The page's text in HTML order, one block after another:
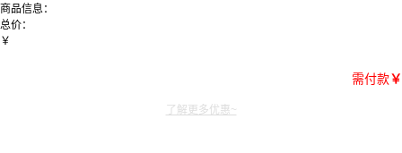
商品信息：
总价：
￥
需付款￥
了解更多优惠~